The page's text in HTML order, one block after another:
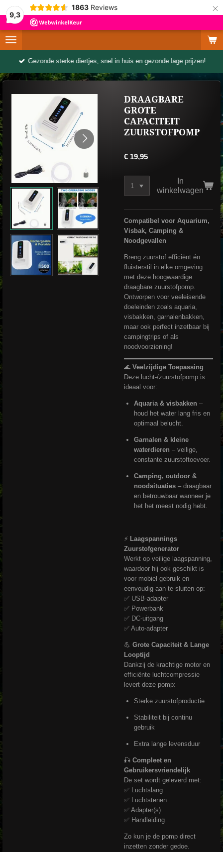
9,3
1863 Reviews ×
Gezonde sterke diertjes, snel in huis en gezonde lage prijzen!
DRAAGBARE
GROTE
CAPACITEIT
ZUURSTOFPOMP
€ 19,95
In
winkelwagen
Compatibel voor Aquarium,
Visbak, Camping &
Noodgevallen
Breng zuurstof efficiënt én
fluisterstil in elke omgeving
met deze hoogwaardige
draagbare zuurstofpomp.
Ontworpen voor veeleisende
doeleinden zoals aquaria,
visbakken, garnalenbakken,
maar ook perfect inzetbaar bij
campingtrips of als
noodvoorziening!
🌊 Veelzijdige Toepassing
Deze lucht-/zuurstofpomp is
ideaal voor:
Aquaria & visbakken –
houd het water lang fris en
optimaal belucht.
Garnalen & kleine
waterdieren – veilige,
constante zuurstoftoevoer.
Camping, outdoor &
noodsituaties– draagbaar
en betrouwbaar wanneer je
het het meest nodig hebt.
⚡ Laagspannings
Zuurstofgenerator
Werkt op veilige laagspanning,
waardoor hij ook geschikt is
voor mobiel gebruik en
eenvoudig aan te sluiten op:
✅ USB-adapter
✅ Powerbank
✅ DC-uitgang
✅ Auto-adapter
💪 Grote Capaciteit & Lange
Looptijd
Dankzij de krachtige motor en
efficiënte luchtcompressie
levert deze pomp:
Sterke zuurstofproductie
Stabiliteit bij continu
gebruik
Extra lange levensduur
🎣 Compleet en
Gebruikersvriendelijk
De set wordt geleverd met:
✅ Luchtslang
✅ Luchtstenen
✅ Adapter(s)
✅ Handleiding
Zo kun je de pomp direct
inzetten zonder gedoe.